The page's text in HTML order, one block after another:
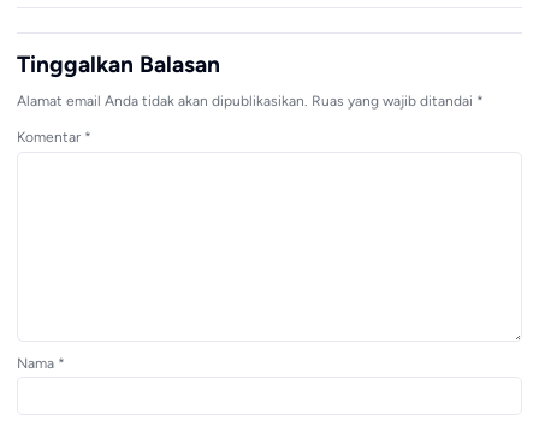
Tinggalkan Balasan
Alamat email Anda tidak akan dipublikasikan. Ruas yang wajib ditandai *
Komentar *
Nama *